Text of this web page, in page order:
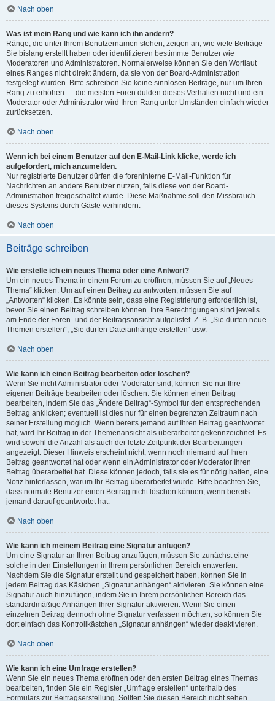
Nach oben
Was ist mein Rang und wie kann ich ihn ändern?
Ränge, die unter Ihrem Benutzernamen stehen, zeigen an, wie viele Beiträge
Sie bislang erstellt haben oder identifizieren bestimmte Benutzer wie
Moderatoren und Administratoren. Normalerweise können Sie den Wortlaut
eines Ranges nicht direkt ändern, da sie von der Board-Administration
festgelegt wurden. Bitte schreiben Sie keine sinnlosen Beiträge, nur um Ihren
Rang zu erhöhen — die meisten Foren dulden dieses Verhalten nicht und ein
Moderator oder Administrator wird Ihren Rang unter Umständen einfach wieder
zurücksetzen.
Nach oben
Wenn ich bei einem Benutzer auf den E-Mail-Link klicke, werde ich
aufgefordert, mich anzumelden.
Nur registrierte Benutzer dürfen die foreninterne E-Mail-Funktion für
Nachrichten an andere Benutzer nutzen, falls diese von der Board-
Administration freigeschaltet wurde. Diese Maßnahme soll den Missbrauch
dieses Systems durch Gäste verhindern.
Nach oben
Beiträge schreiben
Wie erstelle ich ein neues Thema oder eine Antwort?
Um ein neues Thema in einem Forum zu eröffnen, müssen Sie auf „Neues
Thema“ klicken. Um auf einen Beitrag zu antworten, müssen Sie auf
„Antworten“ klicken. Es könnte sein, dass eine Registrierung erforderlich ist,
bevor Sie einen Beitrag schreiben können. Ihre Berechtigungen sind jeweils
am Ende der Foren- und der Beitragsansicht aufgelistet. Z. B. „Sie dürfen neue
Themen erstellen“, „Sie dürfen Dateianhänge erstellen“ usw.
Nach oben
Wie kann ich einen Beitrag bearbeiten oder löschen?
Wenn Sie nicht Administrator oder Moderator sind, können Sie nur Ihre
eigenen Beiträge bearbeiten oder löschen. Sie können einen Beitrag
bearbeiten, indem Sie das „Ändere Beitrag“-Symbol für den entsprechenden
Beitrag anklicken; eventuell ist dies nur für einen begrenzten Zeitraum nach
seiner Erstellung möglich. Wenn bereits jemand auf Ihren Beitrag geantwortet
hat, wird Ihr Beitrag in der Themenansicht als überarbeitet gekennzeichnet. Es
wird sowohl die Anzahl als auch der letzte Zeitpunkt der Bearbeitungen
angezeigt. Dieser Hinweis erscheint nicht, wenn noch niemand auf Ihren
Beitrag geantwortet hat oder wenn ein Administrator oder Moderator Ihren
Beitrag überarbeitet hat. Diese können jedoch, falls sie es für nötig halten, eine
Notiz hinterlassen, warum Ihr Beitrag überarbeitet wurde. Bitte beachten Sie,
dass normale Benutzer einen Beitrag nicht löschen können, wenn bereits
jemand darauf geantwortet hat.
Nach oben
Wie kann ich meinem Beitrag eine Signatur anfügen?
Um eine Signatur an Ihren Beitrag anzufügen, müssen Sie zunächst eine
solche in den Einstellungen in Ihrem persönlichen Bereich entwerfen.
Nachdem Sie die Signatur erstellt und gespeichert haben, können Sie in
jedem Beitrag das Kästchen „Signatur anhängen“ aktivieren. Sie können eine
Signatur auch hinzufügen, indem Sie in Ihrem persönlichen Bereich das
standardmäßige Anhängen Ihrer Signatur aktivieren. Wenn Sie einen
einzelnen Beitrag dennoch ohne Signatur verfassen möchten, so können Sie
dort einfach das Kontrollkästchen „Signatur anhängen“ wieder deaktivieren.
Nach oben
Wie kann ich eine Umfrage erstellen?
Wenn Sie ein neues Thema eröffnen oder den ersten Beitrag eines Themas
bearbeiten, finden Sie ein Register „Umfrage erstellen“ unterhalb des
Formulars zur Beitragserstellung. Sollten Sie diesen Bereich nicht sehen